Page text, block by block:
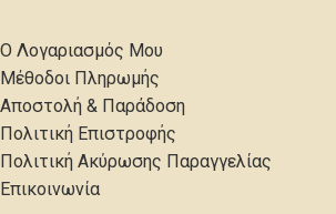
Ο Λογαριασμός Μου
Μέθοδοι Πληρωμής
Αποστολή & Παράδοση
Πολιτική Επιστροφής
Πολιτική Ακύρωσης Παραγγελίας
Επικοινωνία